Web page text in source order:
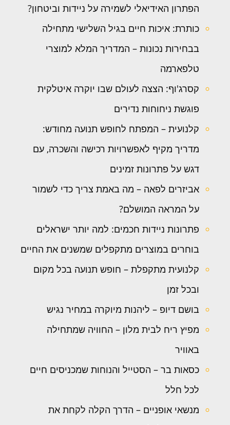
הפתרון האידיאלי לשמירה על ניידות וביטחון?
כותרת: איכות חיים בגיל השלישי מתחילה
בבחירות נכונות – המדריך המלא למוצרי
טלפארמה
קסרג'וף: הצצה לעולם שבו יוקרה איטלקית
פוגשת ניחוחות נדירים
קלנועית – המפתח לחופש תנועה מחודש:
מדריך מקיף לאפשרויות רכישה והשכרה, עם
דגש על פתרונות זמינים
אביזרים לפאה – מה באמת צריך כדי לשמור
על המראה המושלם?
פתרונות ניידות חכמים: למה יותר ישראלים
בוחרים במוצרים מתקפלים שמשנים את החיים
קלנועית מתקפלת – חופש תנועה בכל מקום
ובכל זמן
בושם דיופ – ליהנות מיוקרה במחיר נגיש
מפיץ ריח לבית מלון – החוויה שמתחילה
באוויר
כסאות בר – הסטייל והנוחות שמכניסים חיים
לכל חלל
מנשאי אופניים – הדרך הקלה לקחת את